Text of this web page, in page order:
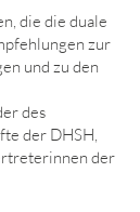
die die duale
zur
und zu den
des
der DHSH,
der